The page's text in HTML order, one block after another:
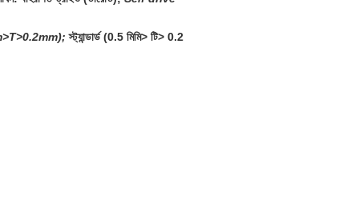
স্ট্যান্ডার্ড (0.5 মিমি> টি> 0.2